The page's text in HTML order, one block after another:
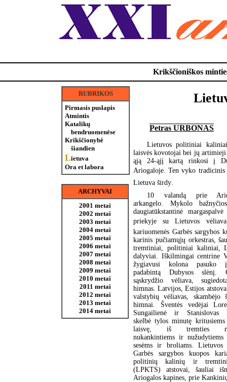
Krikščioniškos
RUBRIKOS
Pirmasis puslapis
Atmintis
Katalikų
bendruomenėse
Krikščionybė
šiandien
Lietuva
Ora et labora
ARCHYVAI
2001 metai
2002 metai
2003 metai
2004 metai
2005 metai
2006 metai
2007 metai
2008 metai
2009 metai
2010 metai
2011 metai
2012 metai
2013 metai
2014 metai
Petras URBONAS
Lietuvos politiniai
laisvės kovotojai bei jų
ąją 24-ąjį kartą rinkosi į
Ariogaloje. Ten vyko tradicinis
Lietuva širdy.
10 valandą prie
arkangelo. Mykolo
daugiatūkstantinė
priekyje su Lietuvos
kariuomenės Garbės sargybos
karinis pučiamųjų orkestras,
tremtiniai, politiniai kaliniai,
dalyviai. Iškilmingai centrine
žygiavusi kolona pasuko
padabintą Dubysos slėnį.
sąskrydžio vėliava,
himnas. Latvijos, Estijos
valstybių vėliavas, skambėjo
himnai. Šventės vedėjai
Sungailienė ir Stanislovas
skelbė tylos minutę
laisvę, iš tremties
nukankintiems ir nužudytiems
sesėms ir broliams. Lietuvos
Garbės sargybos kuopos
politinių kalinių ir
(LPKTS) atstovai, šauliai
Ariogalos kapines, prie